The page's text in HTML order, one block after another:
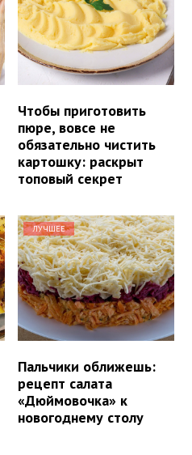
Чтобы приготовить
пюре, вовсе не
обязательно чистить
картошку: раскрыт
топовый секрет
ЛУЧШЕЕ
Пальчики оближешь:
рецепт салата
«Дюймовочка» к
новогоднему столу